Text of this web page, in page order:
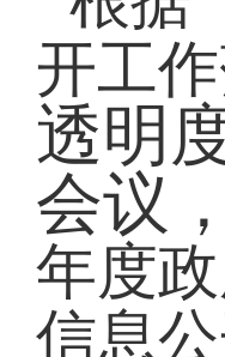
开工
透明
会议
年度
信息